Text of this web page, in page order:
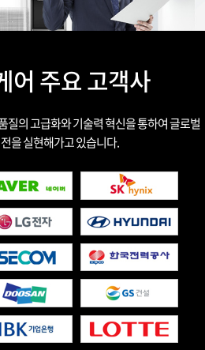
어 주요 고객사
질의 고급화와 기술력 혁신을 통하여 글로벌
을 실현해가고 있습니다.